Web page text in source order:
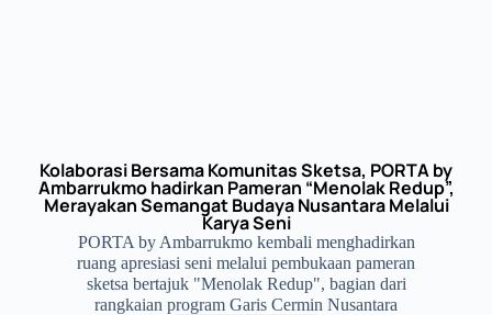
Kolaborasi Bersama Komunitas Sketsa, PORTA by
Ambarrukmo hadirkan Pameran “Menolak Redup”,
Merayakan Semangat Budaya Nusantara Melalui
Karya Seni
PORTA by Ambarrukmo kembali menghadirkan
ruang apresiasi seni melalui pembukaan pameran
sketsa bertajuk "Menolak Redup", bagian dari
rangkaian program Garis Cermin Nusantara